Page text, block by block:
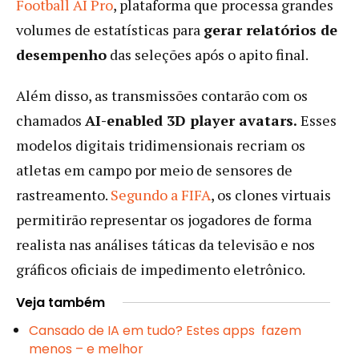
Football AI Pro, plataforma que processa grandes
volumes de estatísticas para gerar relatórios de
desempenho das seleções após o apito final.
Além disso, as transmissões contarão com os
chamados AI-enabled 3D player avatars. Esses
modelos digitais tridimensionais recriam os
atletas em campo por meio de sensores de
rastreamento. Segundo a FIFA, os clones virtuais
permitirão representar os jogadores de forma
realista nas análises táticas da televisão e nos
gráficos oficiais de impedimento eletrônico.
Veja também
Cansado de IA em tudo? Estes apps fazem
menos – e melhor